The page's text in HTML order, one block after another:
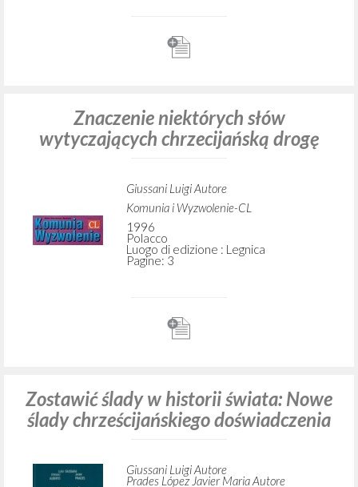
Znaczenie niektórych słów
wytyczających chrzecijańską drogę
Giussani Luigi Autore
Komunia i Wyzwolenie-CL
1996
Polacco
Luogo di edizione : Legnica
Pagine: 3
Zostawić ślady w historii świata: Nowe
ślady chrześcijańskiego doświadczenia
Giussani Luigi Autore
Prades López Javier Maria Autore